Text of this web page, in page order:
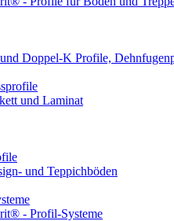
Doppel-K Profile,
und Laminat
und Teppichböden
- Profil-Systeme